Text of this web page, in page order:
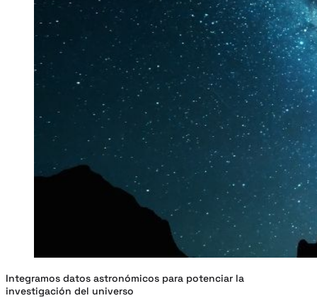
Integramos datos astronómicos para potenciar la
investigación del universo